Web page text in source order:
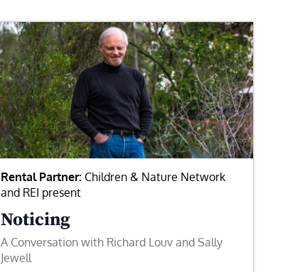
Rental Partner: Children & Nature Network
and REI present
Noticing
A Conversation with Richard Louv and Sally
Jewell